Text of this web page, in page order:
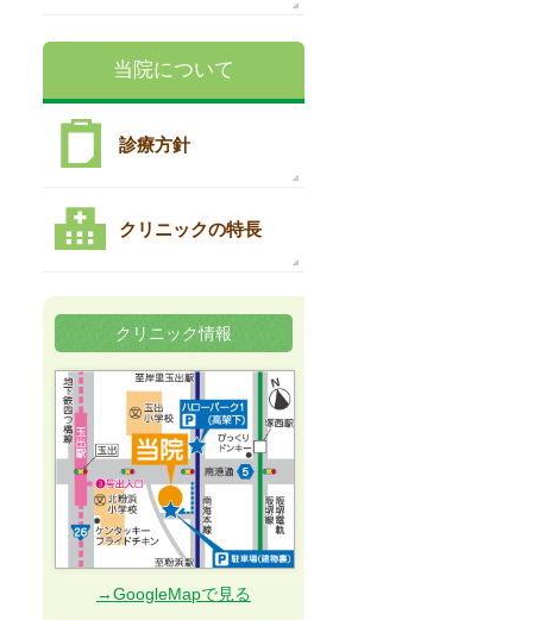
当院について
診療方針
クリニックの特長
クリニック情報
→GoogleMapで見る